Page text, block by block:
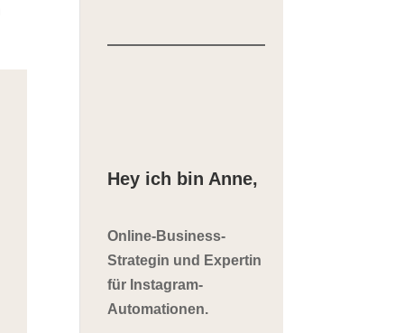
Hey ich bin Anne,
Online-Business-
Strategin und Expertin
für Instagram-
Automationen.